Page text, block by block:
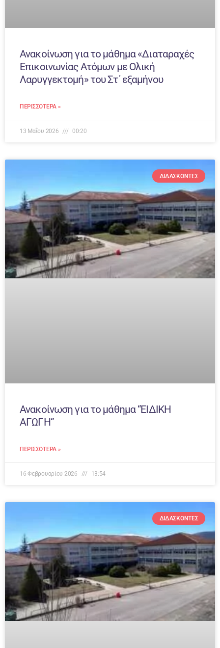
Ανακοίνωση για το μάθημα «Διαταραχές
Επικοινωνίας Ατόμων με Ολική
Λαρυγγεκτομή» του Στ΄ εξαμήνου
ΠΕΡΙΣΣΌΤΕΡΑ »
13 Μαΐου 2026 00:20
ΔΙΔΆΣΚΟΝΤΕΣ
Ανακοίνωση για το μάθημα “ΕΙΔΙΚΗ
ΑΓΩΓΗ”
ΠΕΡΙΣΣΌΤΕΡΑ »
16 Φεβρουαρίου 2026 13:54
ΔΙΔΆΣΚΟΝΤΕΣ